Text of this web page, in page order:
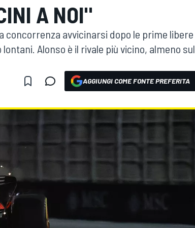
A NOI"
concorrenza avvicinarsi dopo le prime libere
Alonso è il rivale più vicino, almeno sul
AGGIUNGI COME FONTE PREFERITA